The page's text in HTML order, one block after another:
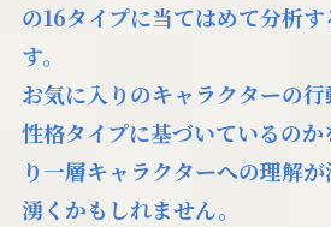
の16タイプに当てはめて分析
す。
お気に入りのキャラクターの
性格タイプに基づいているの
り一層キャラクターへの理解
湧くかもしれません。